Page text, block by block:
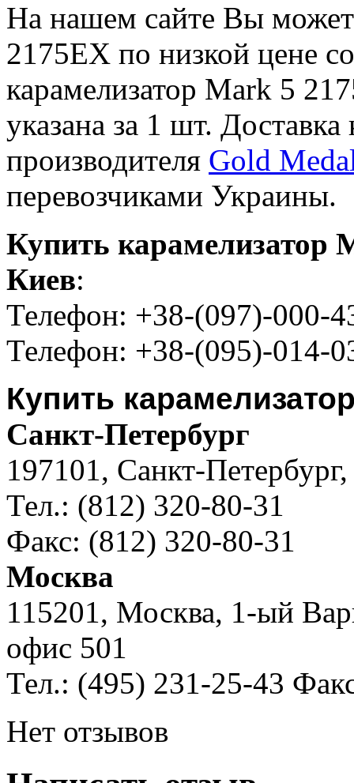
На нашем сайте Вы
2175EX по низкой цене
карамелизатор Mark 5
указана за 1 шт.
производителя Gold
перевозчиками Украины.
Купить карамелизатор
Киев:
Телефон: +38-(097)-000-
Телефон: +38-(095)-014-
Купить
Санкт-Петербург
197101, Санкт-
Тел.: (812) 320-80-31
Факс: (812) 320-80-31
Москва
115201, Москва, 1-ый
офис 501
Тел.: (495) 231-25-43
Нет отзывов